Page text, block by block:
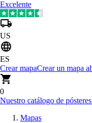
Excelente
US
ES
Crear mapaCrear un mapa
0
Nuestro catálogo de
Mapas